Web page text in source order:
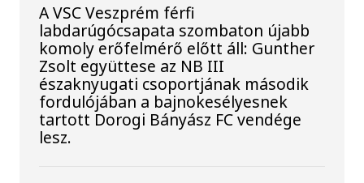
A VSC Veszprém férfi
labdarúgócsapata szombaton újabb
komoly erőfelmérő előtt áll: Gunther
Zsolt együttese az NB III
északnyugati csoportjának második
fordulójában a bajnokesélyesnek
tartott Dorogi Bányász FC vendége
lesz.